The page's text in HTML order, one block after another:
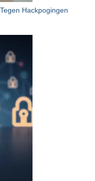
Hackpogingen